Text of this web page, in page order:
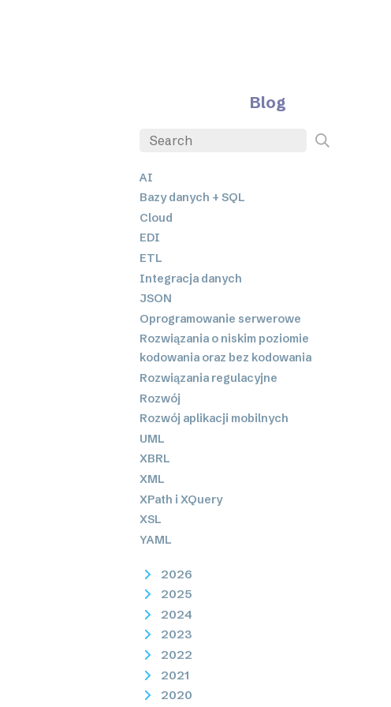
Blog
AI
Bazy danych + SQL
Cloud
EDI
ETL
Integracja danych
JSON
Oprogramowanie serwerowe
Rozwiązania o niskim poziomie
kodowania oraz bez kodowania
Rozwiązania regulacyjne
Rozwój
Rozwój aplikacji mobilnych
UML
XBRL
XML
XPath i XQuery
XSL
YAML
2026
2025
2024
2023
2022
2021
2020